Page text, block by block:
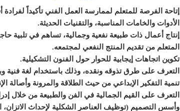
إتاحة الفرصة للمتعلم لممارسة العمل الفني تأكيداً
الأدوات والخامات المناسبة، والتقنيات الحديثة.
إنتاج أعمال ذات طبيعة نفعية وجمالية، تساهم في تلبية
المتعلم من تقديم المنتج النفعي لمجتمعه.
تكوين اتجاهات إيجابية للحوار حول الفنون التشكيلية.
التعرف على طرق تذوقه ونقده، وذلك باستخدام لغة فنية
تنمية التفكير الإبداعي من حيث الطلاقة والمرونة وأصالة
التعرف على القيم الجمالية في الفن والطبيعة من خلال
وأسس التصميم (توظيف العناصر الشكلية لإحداث الاتزان،